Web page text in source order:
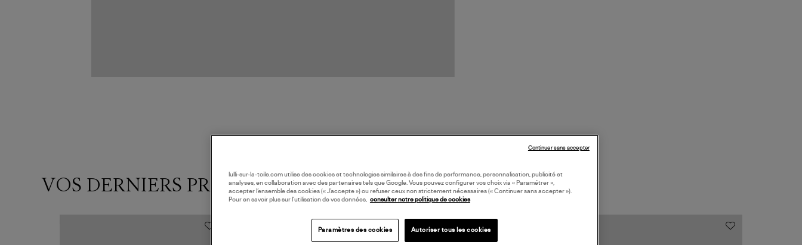
VOS DERNIERS PRODUITS VUSlulli-sur-la-toile.com utilise des cookies et technologies similaires à des fins de performance, personnalisation, publicité et
analyses, en collaboration avec des partenaires tels que Google. Vous pouvez configurer vos choix via « Paramétrer »,
accepter l’ensemble des cookies (« J’accepte ») ou refuser ceux non strictement nécessaires (« Continuer sans accepter »).
Pour en savoir plus sur l’utilisation de vos données,
consulter notre politique de cookies
Paramètres des cookies Autoriser tous les cookies
Continuer sans accepter